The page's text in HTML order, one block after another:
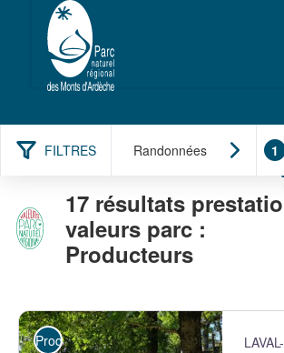
FILTRES Randonnées 1
17 résultats
valeurs parc :
Producteurs
Producteurs